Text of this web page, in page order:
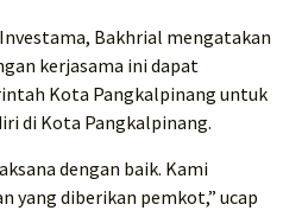
Bakhrial mengatakan
kerjasama ini dapat
Kota Pangkalpinang untuk
di Kota Pangkalpinang.
dengan baik. Kami
yang diberikan pemkot,” ucap